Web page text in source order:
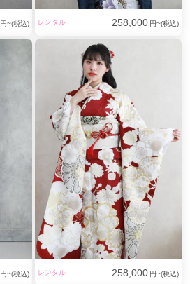
円~(税込) レンタル 258,000 円~(税込)
円~(税込) レンタル 258,000 円~(税込)